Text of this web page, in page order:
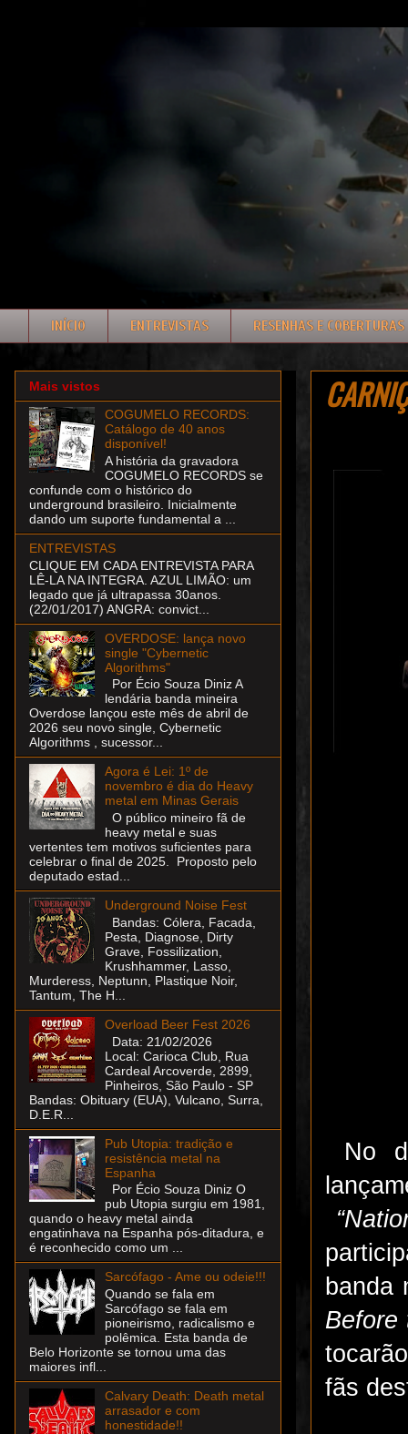
INÍCIO ENTREVISTAS RESENHAS E COBERTURAS
No
banda
Before
fãs
Mais vistos
COGUMELO RECORDS:
Catálogo de 40 anos
disponível!
A história da gravadora
COGUMELO RECORDS se
confunde com o histórico do
underground brasileiro. Inicialmente
dando um suporte fundamental a ...
ENTREVISTAS
CLIQUE EM CADA ENTREVISTA PARA
LÊ-LA NA INTEGRA. AZUL LIMÃO: um
legado que já ultrapassa 30anos.
(22/01/2017) ANGRA: convict...
OVERDOSE: lança novo
single "Cybernetic
Algorithms"
Por Écio Souza Diniz A
lendária banda mineira
Overdose lançou este mês de abril de
2026 seu novo single, Cybernetic
Algorithms , sucessor...
Agora é Lei: 1º de
novembro é dia do Heavy
metal em Minas Gerais
O público mineiro fã de
heavy metal e suas
vertentes tem motivos suficientes para
celebrar o final de 2025. Proposto pelo
deputado estad...
Underground Noise Fest
Bandas: Cólera, Facada,
Pesta, Diagnose, Dirty
Grave, Fossilization,
Krushhammer, Lasso,
Murderess, Neptunn, Plastique Noir,
Tantum, The H...
Overload Beer Fest 2026
Data: 21/02/2026
Local: Carioca Club, Rua
Cardeal Arcoverde, 2899,
Pinheiros, São Paulo - SP
Bandas: Obituary (EUA), Vulcano, Surra,
D.E.R...
Pub Utopia: tradição e
resistência metal na
Espanha
Por Écio Souza Diniz O
pub Utopia surgiu em 1981,
quando o heavy metal ainda
engatinhava na Espanha pós-ditadura, e
é reconhecido como um ...
Sarcófago - Ame ou odeie!!!
Quando se fala em
Sarcófago se fala em
pioneirismo, radicalismo e
polêmica. Esta banda de
Belo Horizonte se tornou uma das
maiores infl...
Calvary Death: Death metal
arrasador e com
honestidade!!